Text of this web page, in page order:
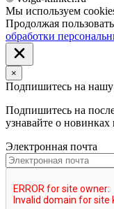
Мы используем
Продолжая
обработки
×
Подпишитесь на нашу
Подпишитесь на
узнавайте о
Электронная почта